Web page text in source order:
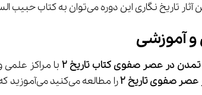
و آموزشی
در عصر صفوی کتاب تاریخ ۲ با مراکز علمی و آموزشی در عصر صفوی
عصر صفوی تاریخ ۲